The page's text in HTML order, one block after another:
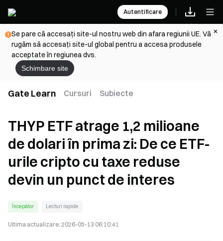
Autentificare
Se pare că accesați site-ul nostru web din afara regiunii UE. Vă
rugăm să accesați site-ul global pentru a accesa produsele
acceptate în regiunea dvs.
Schimbare site
Gate Learn Cursuri Subiecte
THYP ETF atrage 1,2 milioane
de dolari în prima zi: De ce ETF-
urile cripto cu taxe reduse
devin un punct de interes
Începător Lecturi rapide
Ultima actualizare: 2026-05-13 06:10:41